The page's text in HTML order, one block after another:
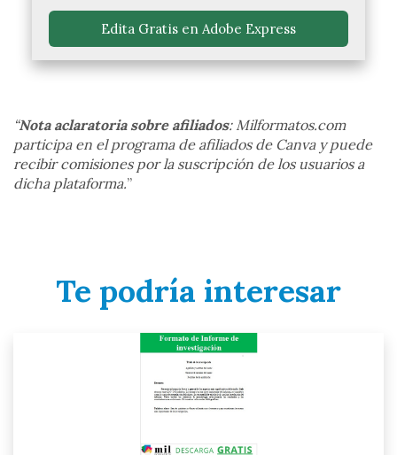
Edita Gratis en Adobe Express
“Nota aclaratoria sobre afiliados: Milformatos.com
participa en el programa de afiliados de Canva y puede
recibir comisiones por la suscripción de los usuarios a
dicha plataforma.”
Te podría interesar